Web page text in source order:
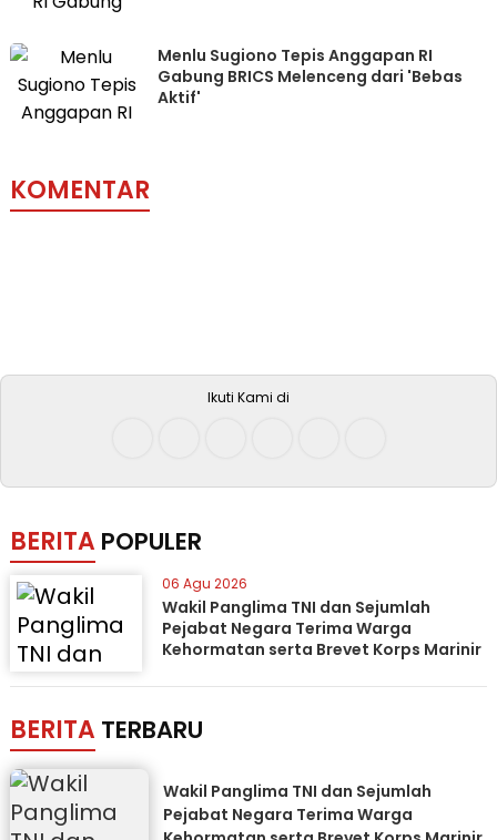
Menlu Sugiono Tepis Anggapan RI
Gabung BRICS Melenceng dari 'Bebas
Aktif'
KOMENTAR
Ikuti Kami di
BERITA POPULER
06 Agu 2026
Wakil Panglima TNI dan Sejumlah
Pejabat Negara Terima Warga
Kehormatan serta Brevet Korps Marinir
BERITA TERBARU
Wakil Panglima TNI dan Sejumlah
Pejabat Negara Terima Warga